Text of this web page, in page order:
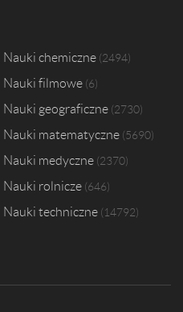
Nauki chemiczne 2494
Nauki filmowe 6
Nauki geograficzne 2730
Nauki matematyczne 5690
Nauki medyczne 2370
Nauki rolnicze 646
Nauki techniczne 14792